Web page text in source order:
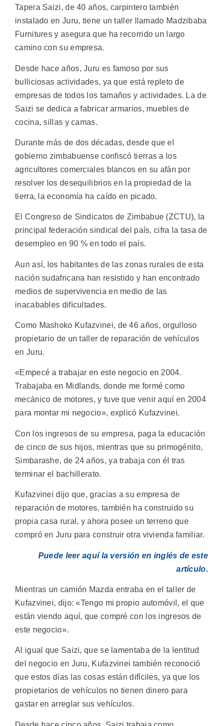
Tapera Saizi, de 40 años, carpintero también
instalado en Juru, tiene un taller llamado Madzibaba
Furnitures y asegura que ha recorrido un largo
camino con su empresa.
Desde hace años, Juru es famoso por sus
bulliciosas actividades, ya que está repleto de
empresas de todos los tamaños y actividades. La de
Saizi se dedica a fabricar armarios, muebles de
cocina, sillas y camas.
Durante más de dos décadas, desde que el
gobierno zimbabuense confiscó tierras a los
agricultores comerciales blancos en su afán por
resolver los desequilibrios en la propiedad de la
tierra, la economía ha caído en picado.
El Congreso de Sindicatos de Zimbabue (ZCTU), la
principal federación sindical del país, cifra la tasa de
desempleo en 90 % en todo el país.
Aun así, los habitantes de las zonas rurales de esta
nación sudafricana han resistido y han encontrado
medios de supervivencia en medio de las
inacabables dificultades.
Como Mashoko Kufazvinei, de 46 años, orgulloso
propietario de un taller de reparación de vehículos
en Juru.
«Empecé a trabajar en este negocio en 2004.
Trabajaba en Midlands, donde me formé como
mecánico de motores, y tuve que venir aquí en 2004
para montar mi negocio», explicó Kufazvinei.
Con los ingresos de su empresa, paga la educación
de cinco de sus hijos, mientras que su primogénito,
Simbarashe, de 24 años, ya trabaja con él tras
terminar el bachillerato.
Kufazvinei dijo que, gracias a su empresa de
reparación de motores, también ha construido su
propia casa rural, y ahora posee un terreno que
compró en Juru para construir otra vivienda familiar.
Puede leer aquí la versión en inglés de este
artículo.
Mientras un camión Mazda entraba en el taller de
Kufazvinei, dijo: «Tengo mi propio automóvil, el que
están viendo aquí, que compré con los ingresos de
este negocio».
Al igual que Saizi, que se lamentaba de la lentitud
del negocio en Juru, Kufazvinei también reconoció
que estos días las cosas están difíciles, ya que los
propietarios de vehículos no tienen dinero para
gastar en arreglar sus vehículos.